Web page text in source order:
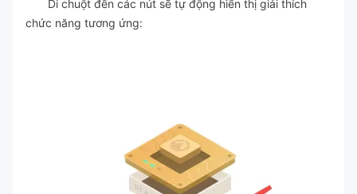
Di chuột đến các nút sẽ tự động hiển thị giải thích
chức năng tương ứng: